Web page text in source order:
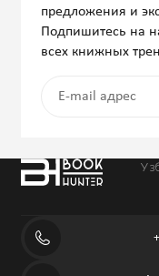
предложения и
Подпишитесь на
всех книжных